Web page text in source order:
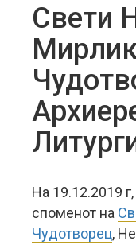
Свети
На 19.12.2019
споменот на
Чудотворец,